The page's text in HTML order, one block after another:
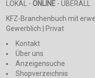
LOKAL - ONLINE - ÜBERALL
KFZ-Branchenbuch mit
Gewerblich | Privat
Kontakt
Über uns
Anzeigensuche
Shopverzeichnis